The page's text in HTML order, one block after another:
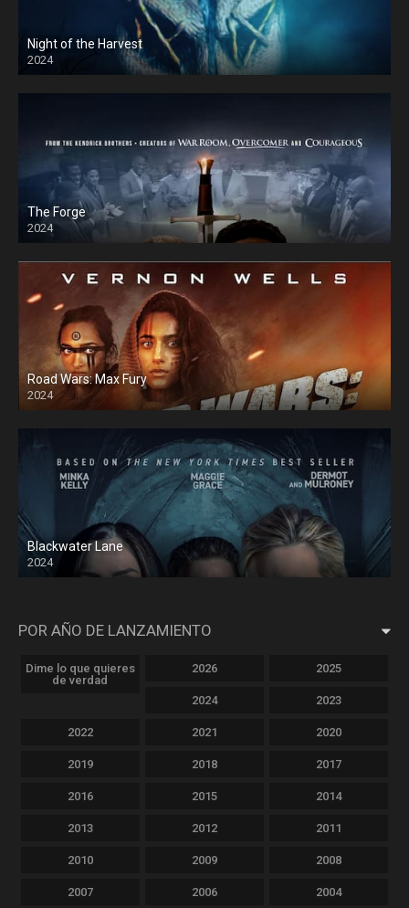
Night of the Harvest
2024
The Forge
2024
Road Wars: Max Fury
2024
Blackwater Lane
2024
POR AÑO DE LANZAMIENTO
Dime lo que quieres
de verdad
2026 2025
2024 2023
2022 2021 2020
2019 2018 2017
2016 2015 2014
2013 2012 2011
2010 2009 2008
2007 2006 2004